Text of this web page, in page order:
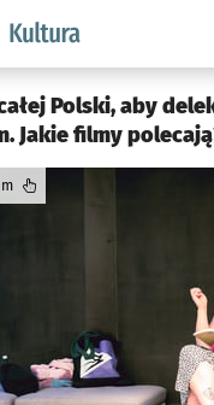
wroclaw.pl
Polski, aby
Jakie filmy